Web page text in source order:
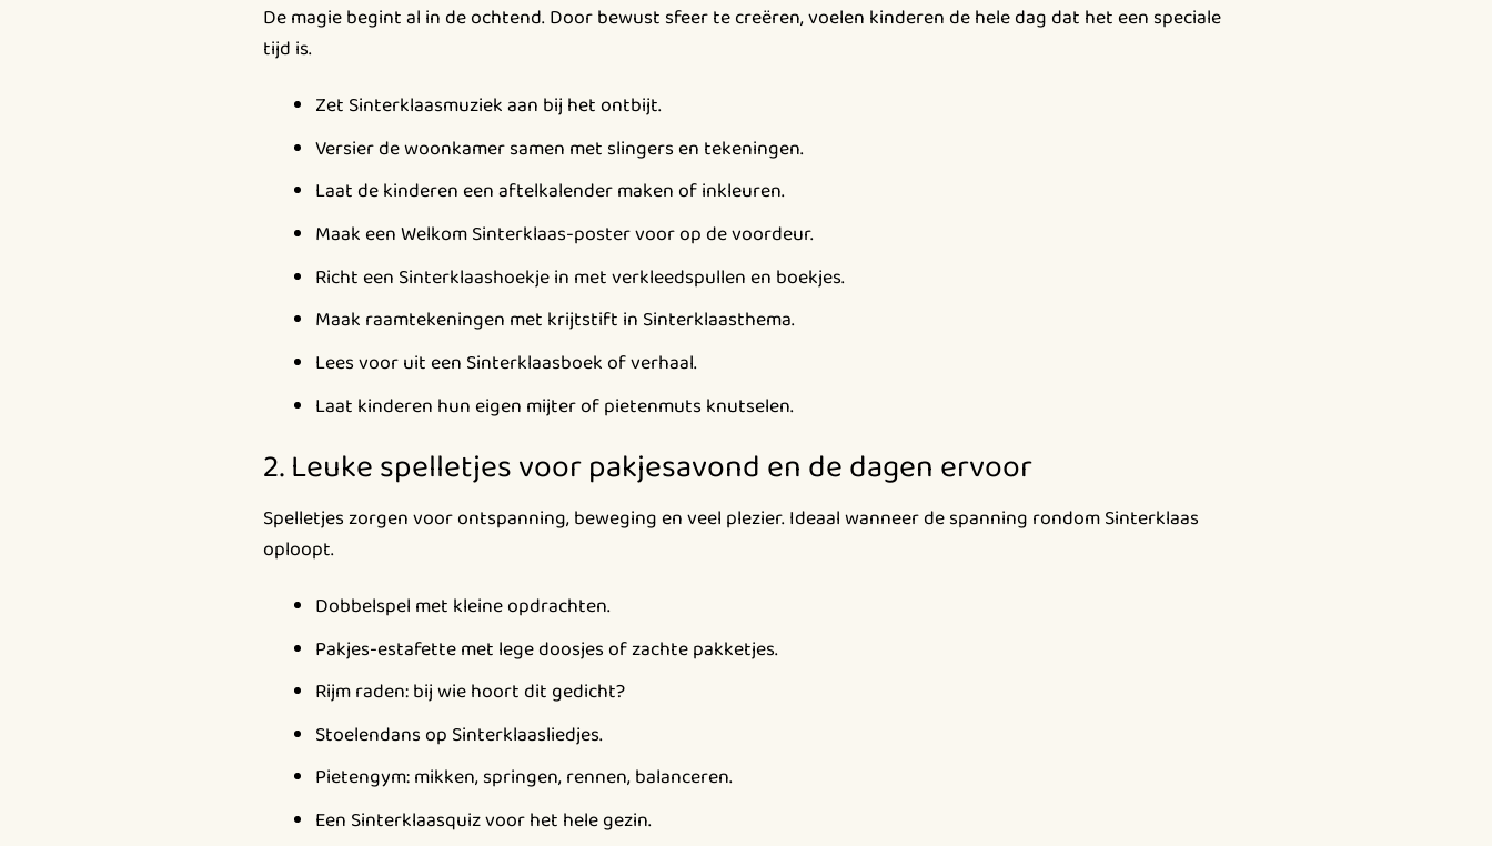
De magie begint al in de ochtend. Door bewust sfeer te creëren, voelen kinderen de hele dag dat het een speciale
tijd is.
Zet Sinterklaasmuziek aan bij het ontbijt.
Versier de woonkamer samen met slingers en tekeningen.
Laat de kinderen een aftelkalender maken of inkleuren.
Maak een Welkom Sinterklaas-poster voor op de voordeur.
Richt een Sinterklaashoekje in met verkleedspullen en boekjes.
Maak raamtekeningen met krijtstift in Sinterklaasthema.
Lees voor uit een Sinterklaasboek of verhaal.
Laat kinderen hun eigen mijter of pietenmuts knutselen.
2. Leuke spelletjes voor pakjesavond en de dagen ervoor
Spelletjes zorgen voor ontspanning, beweging en veel plezier. Ideaal wanneer de spanning rondom Sinterklaas
oploopt.
Dobbelspel met kleine opdrachten.
Pakjes-estafette met lege doosjes of zachte pakketjes.
Rijm raden: bij wie hoort dit gedicht?
Stoelendans op Sinterklaasliedjes.
Pietengym: mikken, springen, rennen, balanceren.
Een Sinterklaasquiz voor het hele gezin.